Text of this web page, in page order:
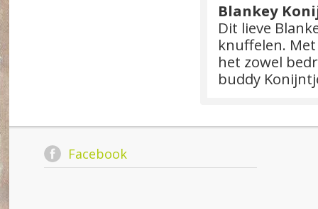
Blankey
Dit lieve
knuffelen.
het zowel
buddy
Facebook